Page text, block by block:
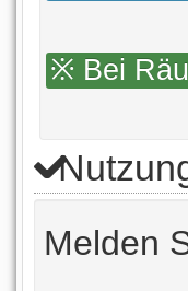
※ Bei
Melden